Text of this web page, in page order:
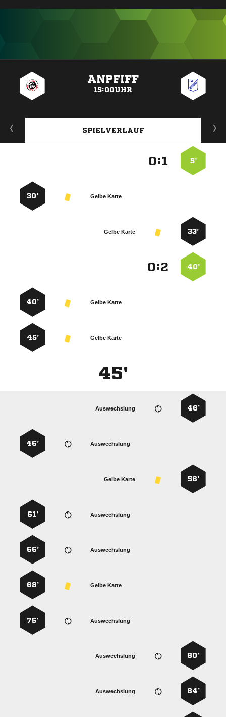
ANPFIFF
15:00UHR
SPIELVERLAUF
5’
:
Gelbe Karte
30’
33’
Gelbe Karte
40’
:
Gelbe Karte
40’
Gelbe Karte
45’
45'
46’
Auswechslung
Auswechslung
46’
56’
Gelbe Karte
Auswechslung
61’
Auswechslung
66’
Gelbe Karte
68’
Auswechslung
75’
80’
Auswechslung
84’
Auswechslung